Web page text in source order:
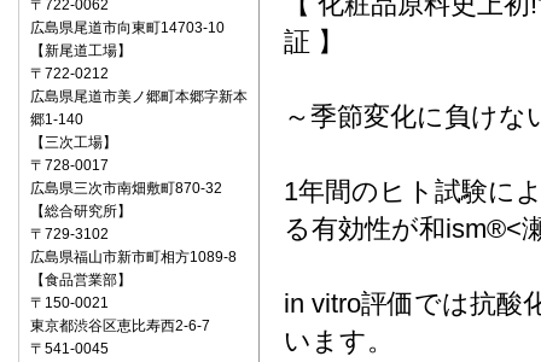
証 】
～季節変化に負け
1年間のヒト試験に
る有効性が和ism®<
in vitro評価では抗酸
います。
〒722‐0062
広島県尾道市向東町14703-10
【新尾道工場】
〒722‐0212
広島県尾道市美ノ郷町本郷字新本
郷1-140
【三次工場】
〒728-0017
広島県三次市南畑敷町870-32
【総合研究所】
〒729-3102
広島県福山市新市町相方1089-8
【食品営業部】
〒150‐0021
東京都渋谷区恵比寿西2-6-7
〒541‐0045